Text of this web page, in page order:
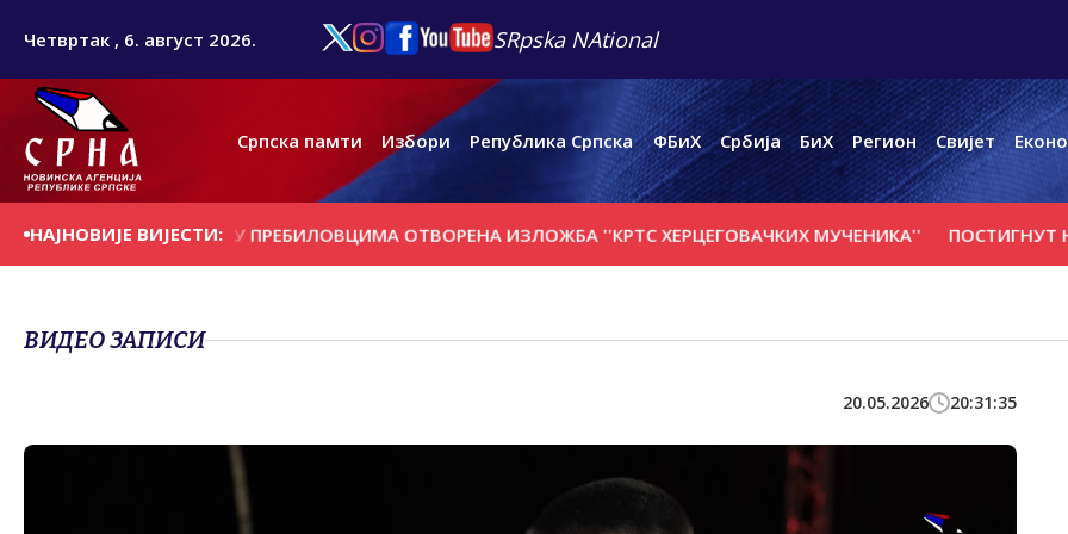
Четвртак , 6. август 2026. SRpska NAtional
Српска памти Избори Република Српска ФБиХ Србија БиХ Регион Свијет
НАЈНОВИЈЕ ВИЈЕСТИ:
ДАНАШЊИ ДАН У ПРЕБИЛОВЦИМА ОTВОРЕНА ИЗЛОЖБА ''КРTС ХЕРЦЕГОВАЧКИХ МУЧЕНИКА'' ПОСТИГНУТ
ВИДЕО ЗАПИСИ
20.05.2026 20:31:35